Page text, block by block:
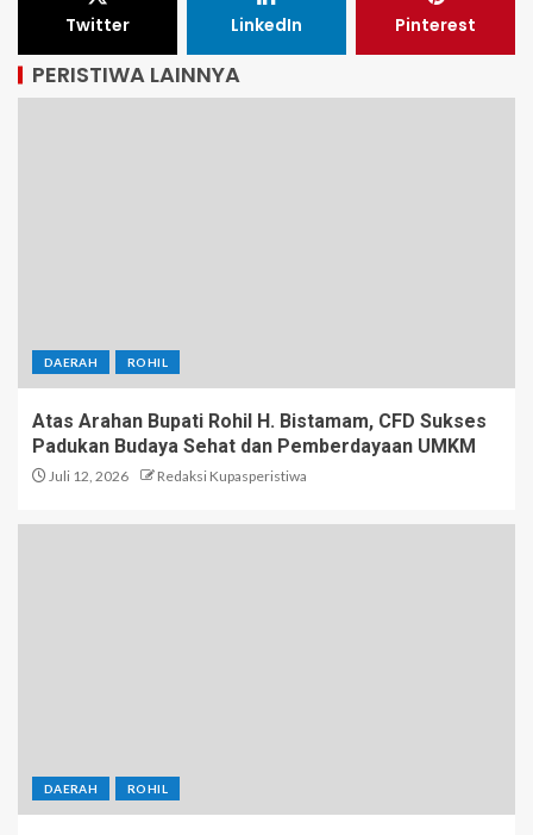
Twitter LinkedIn Pinterest
PERISTIWA LAINNYA
DAERAH ROHIL
Atas Arahan Bupati Rohil H. Bistamam, CFD Sukses
Padukan Budaya Sehat dan Pemberdayaan UMKM
Juli 12, 2026 Redaksi Kupasperistiwa
DAERAH ROHIL